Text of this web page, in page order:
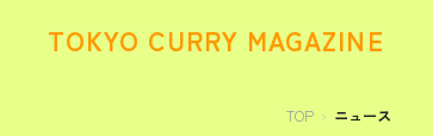
TOKYO CURRY MAGAZINE
TOP ニュース